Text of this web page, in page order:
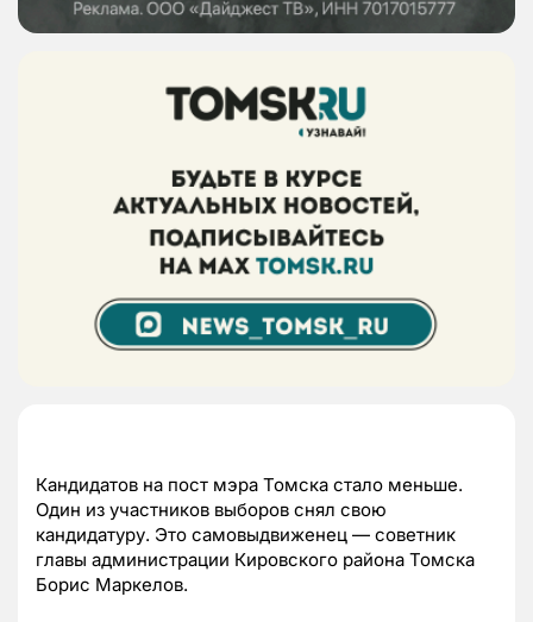
Кандидатов на пост мэра Томска стало меньше.
Один из участников выборов снял свою
кандидатуру. Это самовыдвиженец — советник
главы администрации Кировского района Томска
Борис Маркелов.